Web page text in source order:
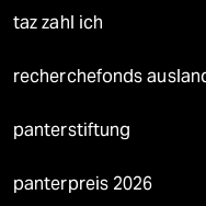
taz zahl ich
recherchefonds
panterstiftung
panterpreis 2026